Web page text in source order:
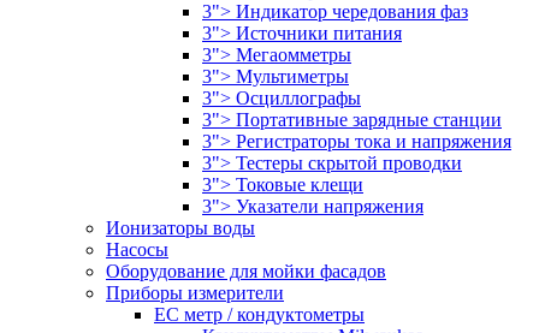
3"> Индикатор чередования фаз
3"> Источники питания
3"> Мегаомметры
3"> Мультиметры
3"> Осциллографы
3"> Портативные зарядные станции
3"> Регистраторы тока и напряжения
3"> Тестеры скрытой проводки
3"> Токовые клещи
3"> Указатели напряжения
Ионизаторы воды
Насосы
Оборудование для мойки фасадов
Приборы измерители
EC метр / кондуктометры